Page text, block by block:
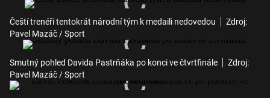
Čeští trenéři tentokrát národní tým k medaili nedovedou
Zdroj:
Pavel Mazáč / Sport
Smutný pohled Davida Pastrňáka po konci ve čtvrtfinále
Zdroj:
Pavel Mazáč / Sport